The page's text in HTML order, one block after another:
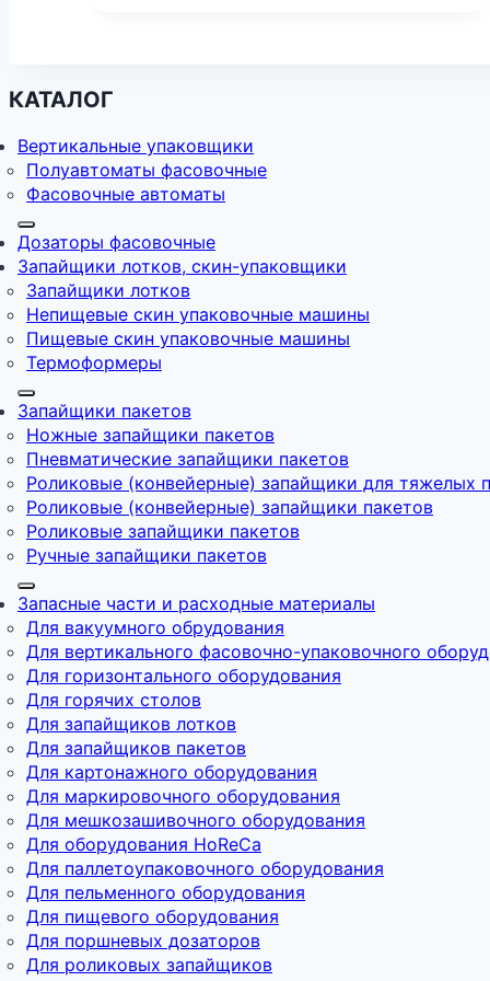
КАТАЛОГ
Вертикальные упаковщики
Полуавтоматы фасовочные
Фасовочные автоматы
Дозаторы фасовочные
Запайщики лотков, скин-упаковщики
Запайщики лотков
Непищевые скин упаковочные машины
Пищевые скин упаковочные машины
Термоформеры
Запайщики пакетов
Ножные запайщики пакетов
Пневматические запайщики пакетов
Роликовые (конвейерные) запайщики для тяжелых
Роликовые (конвейерные) запайщики пакетов
Роликовые запайщики пакетов
Ручные запайщики пакетов
Запасные части и расходные материалы
Для вакуумного обрудования
Для вертикального фасовочно-упаковочного
Для горизонтального оборудования
Для горячих столов
Для запайщиков лотков
Для запайщиков пакетов
Для картонажного оборудования
Для маркировочного оборудования
Для мешкозашивочного оборудования
Для оборудования HoReCa
Для паллетоупаковочного оборудования
Для пельменного оборудования
Для пищевого оборудования
Для поршневых дозаторов
Для роликовых запайщиков